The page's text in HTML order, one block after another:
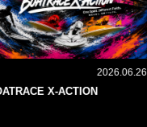
2026.06.26
X-ACTION